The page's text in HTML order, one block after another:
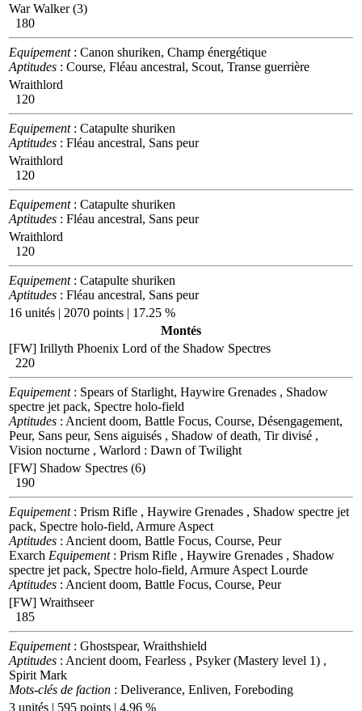
War Walker (3)
180
Equipement: Canon shuriken, Champ énergétique
Aptitudes : Course, Fléau ancestral, Scout, Transe guerrière
Wraithlord
120
Equipement: Catapulte shuriken
Aptitudes : Fléau ancestral, Sans peur
Wraithlord
120
Equipement: Catapulte shuriken
Aptitudes : Fléau ancestral, Sans peur
Wraithlord
120
Equipement: Catapulte shuriken
Aptitudes : Fléau ancestral, Sans peur
16 unités | 2070 points | 17.25 %
Montés
[FW] Irillyth Phoenix Lord of the Shadow Spectres
220
Equipement: Spears of Starlight, Haywire Grenades , Shadow
spectre jet pack, Spectre holo-field
Aptitudes : Ancient doom, Battle Focus, Course, Désengagement,
Peur, Sans peur, Sens aiguisés , Shadow of death, Tir divisé ,
Vision nocturne , Warlord : Dawn of Twilight
[FW] Shadow Spectres (6)
190
Equipement: Prism Rifle , Haywire Grenades , Shadow spectre jet
pack, Spectre holo-field, Armure Aspect
Aptitudes : Ancient doom, Battle Focus, Course, Peur
Exarch Equipement: Prism Rifle , Haywire Grenades , Shadow
spectre jet pack, Spectre holo-field, Armure Aspect Lourde
Aptitudes : Ancient doom, Battle Focus, Course, Peur
[FW] Wraithseer
185
Equipement: Ghostspear, Wraithshield
Aptitudes : Ancient doom, Fearless , Psyker (Mastery level 1) ,
Spirit Mark
Mots-clés de faction : Deliverance, Enliven, Foreboding
3 unités | 595 points | 4.96 %